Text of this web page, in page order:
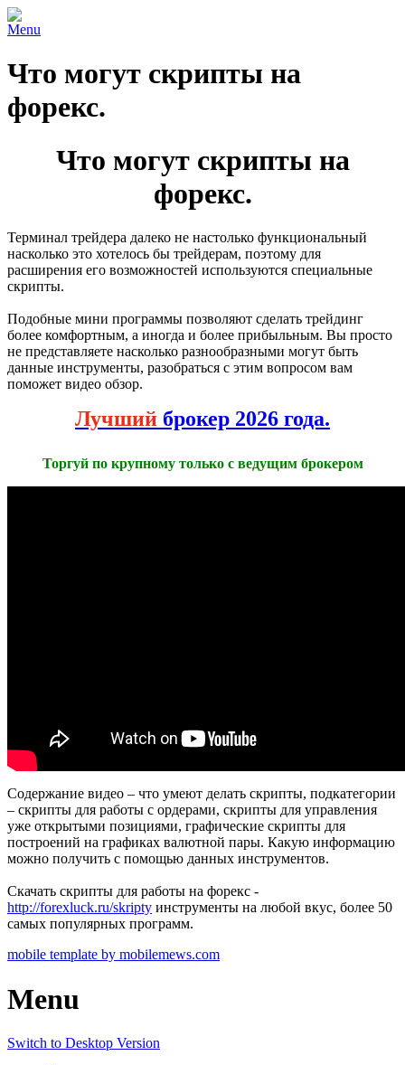
Menu
Что могут скрипты на
форекс.
Что могут скрипты на
форекс.
Терминал трейдера далеко не настолько функциональный
насколько это хотелось бы трейдерам, поэтому для
расширения его возможностей используются специальные
скрипты.
Подобные мини программы позволяют сделать трейдинг
более комфортным, а иногда и более прибыльным. Вы просто
не представляете насколько разнообразными могут быть
данные инструменты, разобраться с этим вопросом вам
поможет видео обзор.
Лучший брокер 2026 года.
Торгуй по крупному только с ведущим брокером
Содержание видео – что умеют делать скрипты, подкатегории
– скрипты для работы с ордерами, скрипты для управления
уже открытыми позициями, графические скрипты для
построений на графиках валютной пары. Какую информацию
можно получить с помощью данных инструментов.
Скачать скрипты для работы на форекс -
http://forexluck.ru/skripty инструменты на любой вкус, более 50
самых популярных программ.
mobile template by mobilemews.com
Menu
Switch to Desktop Version